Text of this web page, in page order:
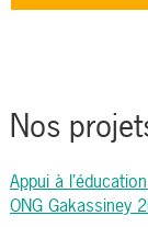
Nos
Appui à
ONG Gakassiney